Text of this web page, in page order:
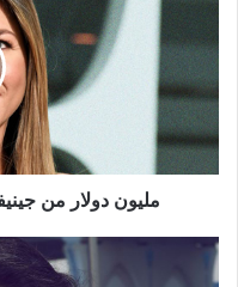
جينيفر
لمحاربة
العنصرية
مليون دولار من
بفيلم